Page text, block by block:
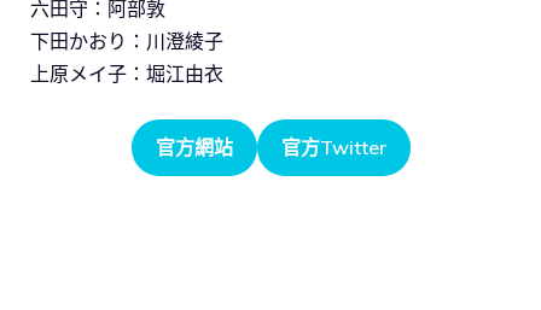
六田守：阿部敦
下田かおり：川澄綾子
上原メイ子：堀江由衣
官方網站 官方Twitter